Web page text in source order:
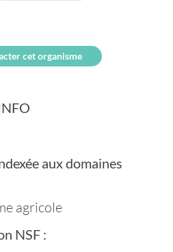
cet organisme
aux domaines
agricole
NSF :